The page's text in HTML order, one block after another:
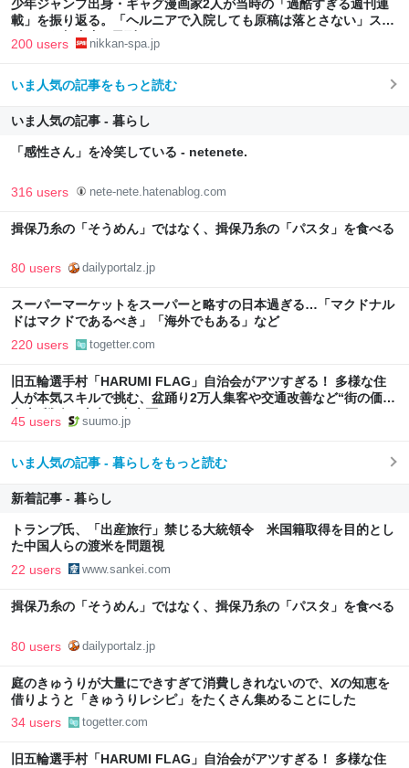
少年ジャンプ出身・ギャグ漫画家2人が当時の「過酷すぎる週刊連
載」を振り返る。「ヘルニアで入院しても原稿は落とさない」スト
イックな舞台裏 | 日刊SPA!
200 users nikkan-spa.jp
いま人気の記事をもっと読む
いま人気の記事 - 暮らし
「感性さん」を冷笑している - netenete.
316 users nete-nete.hatenablog.com
揖保乃糸の「そうめん」ではなく、揖保乃糸の「パスタ」を食べる
80 users dailyportalz.jp
スーパーマーケットをスーパーと略すの日本過ぎる…「マクドナル
ドはマクドであるべき」「海外でもある」など
220 users togetter.com
旧五輪選手村「HARUMI FLAG」自治会がアツすぎる！ 多様な住
人が本気スキルで挑む、盆踊り2万人集客や交通改善など“街の価値
向上”戦略 東京・中央区
45 users suumo.jp
いま人気の記事 - 暮らしをもっと読む
新着記事 - 暮らし
トランプ氏、「出産旅行」禁じる大統領令 米国籍取得を目的とし
た中国人らの渡米を問題視
22 users www.sankei.com
揖保乃糸の「そうめん」ではなく、揖保乃糸の「パスタ」を食べる
80 users dailyportalz.jp
庭のきゅうりが大量にできすぎて消費しきれないので、Xの知恵を
借りようと「きゅうりレシピ」をたくさん集めることにした
34 users togetter.com
旧五輪選手村「HARUMI FLAG」自治会がアツすぎる！ 多様な住